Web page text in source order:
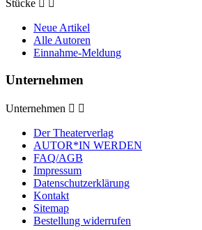
Stücke  
Neue Artikel
Alle Autoren
Einnahme-Meldung
Unternehmen
Unternehmen  
Der Theaterverlag
AUTOR*IN WERDEN
FAQ/AGB
Impressum
Datenschutzerklärung
Kontakt
Sitemap
Bestellung widerrufen